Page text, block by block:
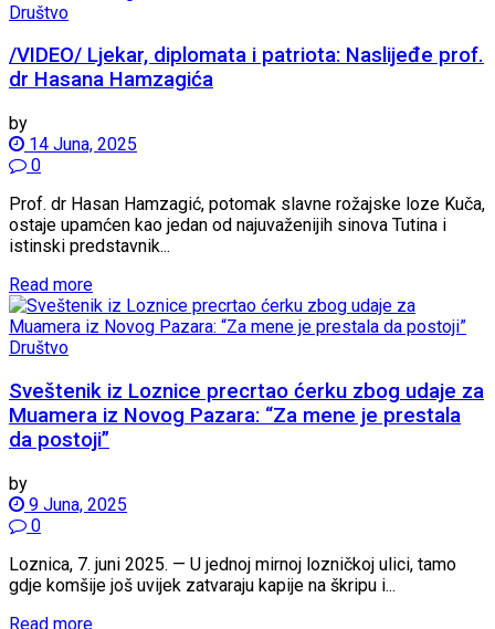
Društvo
/VIDEO/ Ljekar, diplomata i patriota: Naslijeđe prof.
dr Hasana Hamzagića
by
14 Juna, 2025
0
Prof. dr Hasan Hamzagić, potomak slavne rožajske loze Kuča,
ostaje upamćen kao jedan od najuvaženijih sinova Tutina i
istinski predstavnik...
Read more
Društvo
Sveštenik iz Loznice precrtao ćerku zbog udaje za
Muamera iz Novog Pazara: “Za mene je prestala
da postoji”
by
9 Juna, 2025
0
Loznica, 7. juni 2025. — U jednoj mirnoj lozničkoj ulici, tamo
gdje komšije još uvijek zatvaraju kapije na škripu i...
Read more